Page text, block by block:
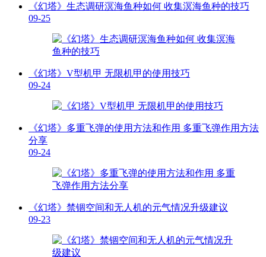
《幻塔》生态调研溟海鱼种如何 收集溟海鱼种的技巧
09-25
《幻塔》V型机甲 无限机甲的使用技巧
09-24
《幻塔》多重飞弹的使用方法和作用 多重飞弹作用方法
分享
09-24
《幻塔》禁锢空间和无人机的元气情况升级建议
09-23